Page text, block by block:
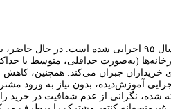
آموزش‌دیده، بدون نیاز به ورود
نگرانی از عدم شفافیت در خرید